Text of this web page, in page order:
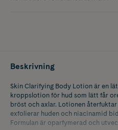
Beskrivning
Skin Clarifying Body Lotion är en
kroppslotion för hud som lätt får
bröst och axlar. Lotionen
exfolierar huden och niacinamid
Formulan är oparfymerad och